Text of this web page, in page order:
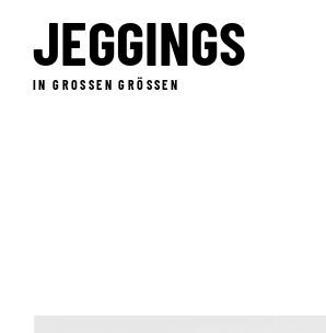
JEGGINGS
IN GROSSEN GRÖSSEN